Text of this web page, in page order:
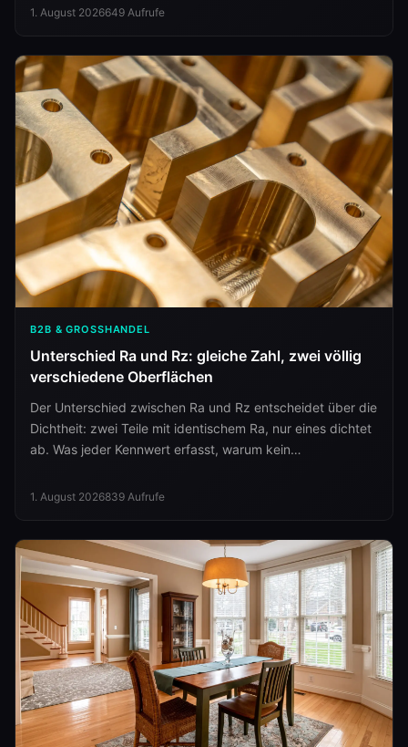
1. August 2026649 Aufrufe
B2B & GROSSHANDEL
Unterschied Ra und Rz: gleiche Zahl, zwei völlig
verschiedene Oberflächen
Der Unterschied zwischen Ra und Rz entscheidet über die
Dichtheit: zwei Teile mit identischem Ra, nur eines dichtet
ab. Was jeder Kennwert erfasst, warum kein
hat.
1. August 2026839 Aufrufe